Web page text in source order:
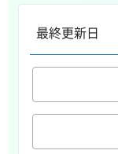
最終更新日